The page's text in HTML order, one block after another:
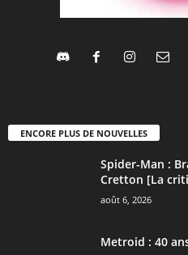
ENCORE PLUS DE NOUVELLES
Spider-Man :
Cretton [La
août 6, 2026
Metroid : 40